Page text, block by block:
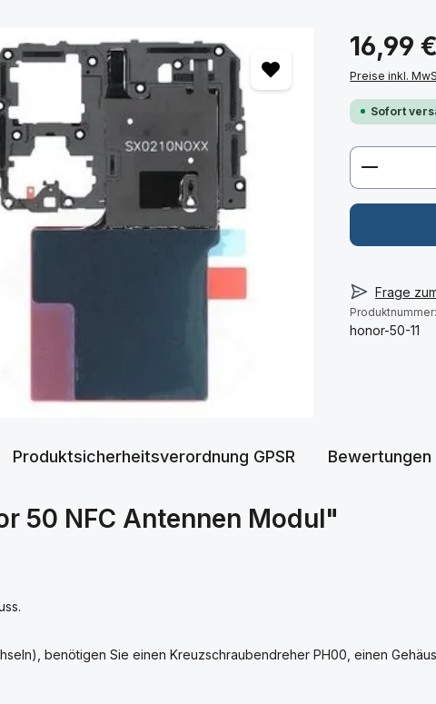
16,99
Preise inkl.
Sofort
Frage
honor-50-11
Produktsicherheitsverordnung GPSR Bewertungen
50 NFC Antennen Modul"
benötigen Sie einen Kreuzschraubendreher PH00, einen